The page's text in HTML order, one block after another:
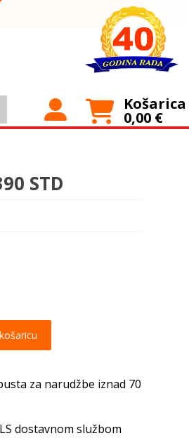
Košarica
0,00 €
STD
za narudžbe iznad 70
dostavnom službom